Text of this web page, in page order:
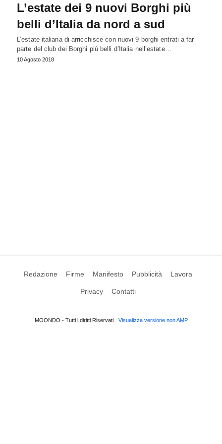
L’estate dei 9 nuovi Borghi più
belli d’Italia da nord a sud
L’estate italiana di arricchisce con nuovi 9 borghi entrati a far
parte del club dei Borghi più belli d’Italia nell’estate…
10 Agosto 2018
Redazione Firme Manifesto Pubblicità Lavora
Privacy Contatti
MOONDO - Tutti i diritti Riservati Visualizza versione non AMP